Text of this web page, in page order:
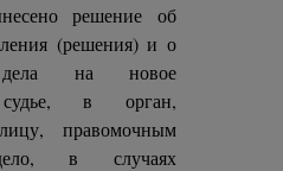
решение об
(решения) и о
дела на новое
судье, в орган,
правомочным
в случаях